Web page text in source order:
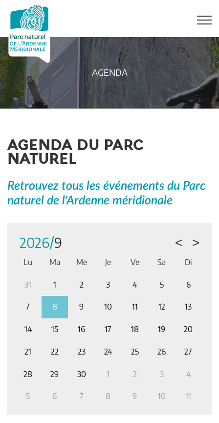
AGENDA
AGENDA DU PARC
NATUREL
Retrouvez tous les événements du Parc
naturel de l'Ardenne méridionale
2026/9 < >
Lu Ma Me Je Ve Sa Di
31 1 2 3 4 5 6
7 8 9 10 11 12 13
14 15 16 17 18 19 20
21 22 23 24 25 26 27
28 29 30 1 2 3 4
5 6 7 8 9 10 11